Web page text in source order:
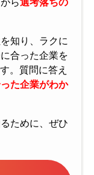
知り、ラクに
合った企業を
。質問に答え
た企業がわか
ために、ぜひ